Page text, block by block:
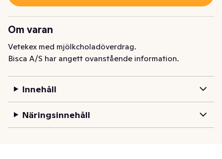
Om varan
Vetekex med mjölkcholadöverdrag.
Bisca A/S har angett ovanstående information.
Innehåll
Näringsinnehåll